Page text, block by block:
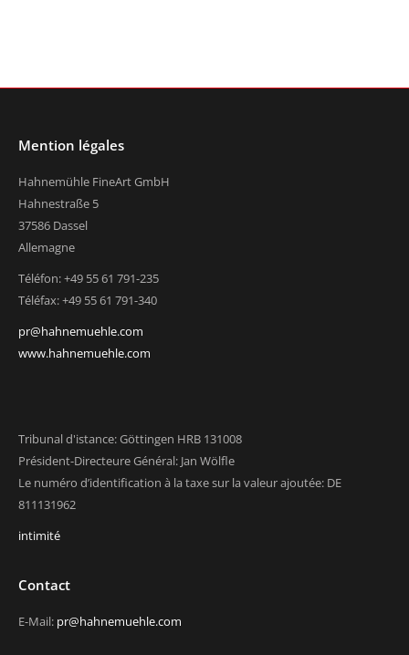
Mention légales
Hahnemühle FineArt GmbH
Hahnestraße 5
37586 Dassel
Allemagne
Téléfon: +49 55 61 791-235
Téléfax: +49 55 61 791-340
pr@hahnemuehle.com
www.hahnemuehle.com
Tribunal d'istance: Göttingen HRB 131008
Président-Directeure Général: Jan Wölfle
Le numéro d’identification à la taxe sur la valeur ajoutée: DE
811131962
intimité
Contact
E-Mail: pr@hahnemuehle.com